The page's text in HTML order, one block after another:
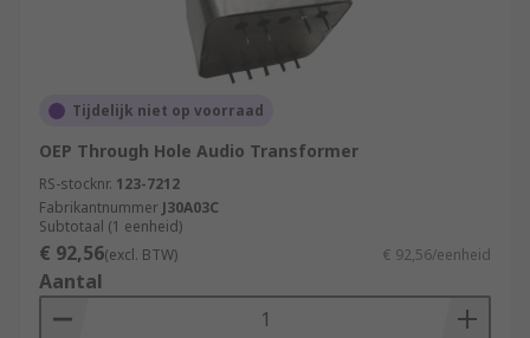
Tijdelijk niet op voorraad
OEP Through Hole Audio Transformer
RS-stocknr. 123-7212
Fabrikantnummer J30A03C
Subtotaal (1 eenheid)
€ 92,56(excl. BTW) € 92,56/eenheid
Aantal